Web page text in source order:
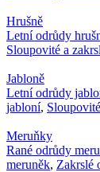
Hrušně
Letní odrůdy
Sloupovité a
Jabloně
Letní odrůdy
jabloní,
Meruňky
Rané odrůdy
meruněk, Zakrslé